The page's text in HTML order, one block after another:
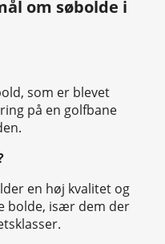
om søbolde i
som er blevet
på en golfbane
en høj kvalitet og
bolde, især dem der